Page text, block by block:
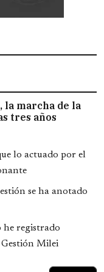
la marcha de la
tres años
lo actuado por el
se ha anotado
registrado
Gestión Milei